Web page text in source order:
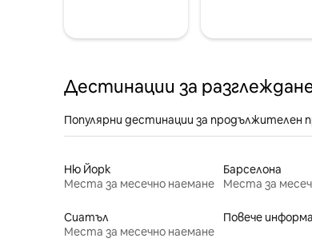
Дестинации за
Популярни дестинации за продължителен
Ню Йорк
Места за месечно наемане
Барселона
Места за
Сиатъл
Места за месечно наемане
Повече